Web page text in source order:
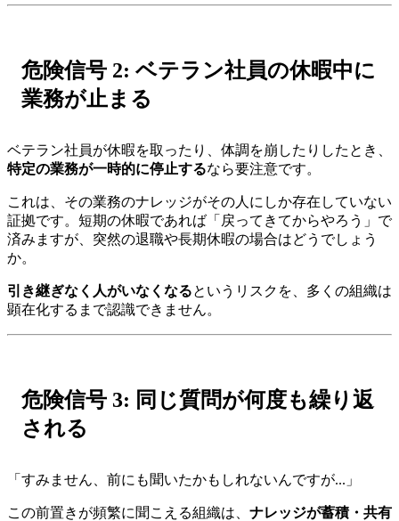
危険信号 2: ベテラン社員の休暇中に
業務が止まる
ベテラン社員が休暇を取ったり、体調を崩したりしたとき、
特定の業務が一時的に停止するなら要注意です。
これは、その業務のナレッジがその人にしか存在していない
証拠です。短期の休暇であれば「戻ってきてからやろう」で
済みますが、突然の退職や長期休暇の場合はどうでしょう
か。
引き継ぎなく人がいなくなるというリスクを、多くの組織は
顕在化するまで認識できません。
危険信号 3: 同じ質問が何度も繰り返
される
「すみません、前にも聞いたかもしれないんですが...」
この前置きが頻繁に聞こえる組織は、 ナレッジが蓄積・共有